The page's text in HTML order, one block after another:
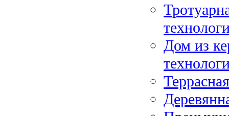
Дом из